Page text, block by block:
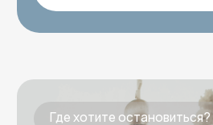
Невский пр-т, Летний сад